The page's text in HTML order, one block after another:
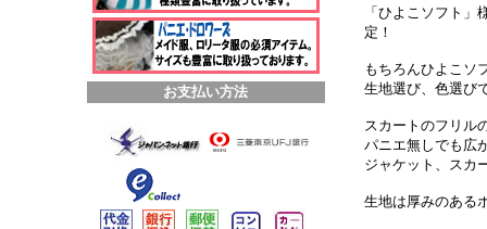
お支払い方法
「ひよこソフト
定！
もちろんひよこソ
生地選び、色選び
スカートのフリル
パニエ無しでも広
ジャケット、スカ
生地は厚みのある